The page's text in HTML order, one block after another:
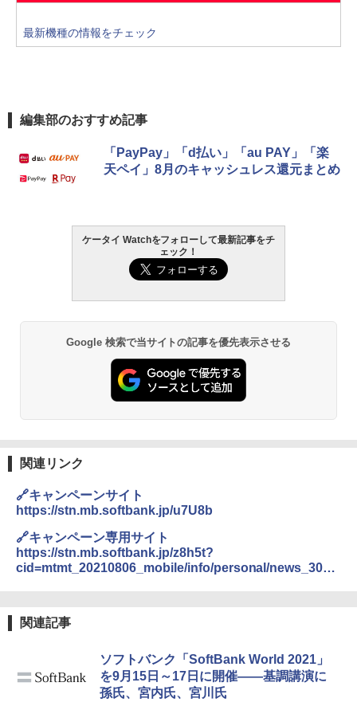
最新機種の情報をチェック
編集部のおすすめ記事
「PayPay」「d払い」「au PAY」「楽
天ペイ」8月のキャッシュレス還元まとめ
ケータイ Watchをフォローして最新記事をチ
ェック！
Google 検索で当サイトの記事を優先表示させる
関連リンク
🔗キャンペーンサイト
https://stn.mb.softbank.jp/u7U8b
🔗キャンペーン専用サイト
https://stn.mb.softbank.jp/z8h5t?
cid=mtmt_20210806_mobile/info/personal/news_301_
関連記事
ソフトバンク「SoftBank World 2021」
を9月15日～17日に開催――基調講演に
孫氏、宮内氏、宮川氏